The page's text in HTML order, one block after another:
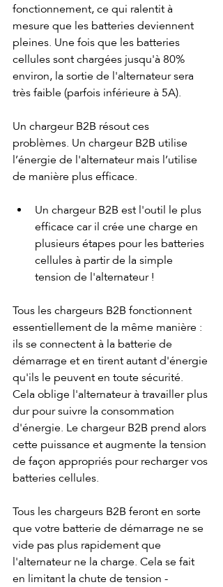
fonctionnement, ce qui ralentit à
mesure que les batteries deviennent
pleines. Une fois que les batteries
cellules sont chargées jusqu'à 80%
environ, la sortie de l'alternateur sera
très faible (parfois inférieure à 5A).
Un chargeur B2B résout ces
problèmes. Un chargeur B2B utilise
l’énergie de l'alternateur mais l’utilise
de manière plus efficace.
Un chargeur B2B est l'outil le plus
efficace car il crée une charge en
plusieurs étapes pour les batteries
cellules à partir de la simple
tension de l'alternateur !
Tous les chargeurs B2B fonctionnent
essentiellement de la même manière :
ils se connectent à la batterie de
démarrage et en tirent autant d'énergie
qu'ils le peuvent en toute sécurité.
Cela oblige l'alternateur à travailler plus
dur pour suivre la consommation
d'énergie. Le chargeur B2B prend alors
cette puissance et augmente la tension
de façon appropriés pour recharger vos
batteries cellules.
Tous les chargeurs B2B feront en sorte
que votre batterie de démarrage ne se
vide pas plus rapidement que
l'alternateur ne la charge. Cela se fait
en limitant la chute de tension -